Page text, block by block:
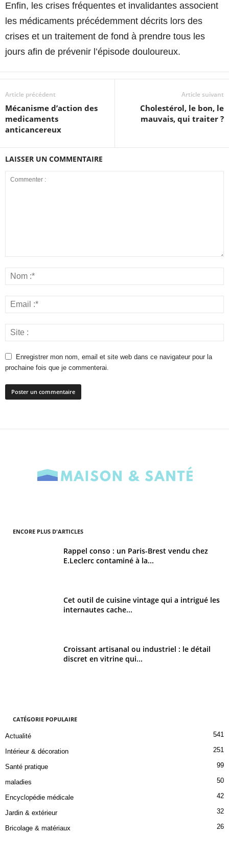
Enfin, les crises fréquentes et invalidantes associent
les médicaments précédemment décrits lors des
crises et un traitement de fond à prendre tous les
jours afin de prévenir l’épisode douloureux.
Article précédent
Mécanisme d’action des
medicaments
anticancereux
Article suivant
Cholestérol, le bon, le
mauvais, qui traiter ?
LAISSER UN COMMENTAIRE
Enregistrer mon nom, email et site web dans ce navigateur pour la
prochaine fois que je commenterai.
ENCORE PLUS D'ARTICLES
Rappel conso : un Paris-Brest vendu chez
E.Leclerc contaminé à la...
Cet outil de cuisine vintage qui a intrigué les
internautes cache...
Croissant artisanal ou industriel : le détail
discret en vitrine qui...
CATÉGORIE POPULAIRE
Actualité 541
Intérieur & décoration 251
Santé pratique 99
maladies 50
Encyclopédie médicale 42
Jardin & extérieur 32
Bricolage & matériaux 26